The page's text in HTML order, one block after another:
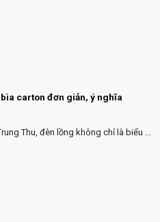
carton đơn giản, ý nghĩa
Thu, đèn lồng không chỉ là biểu ...